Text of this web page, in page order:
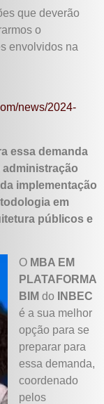
que deverão
o
envolvidos na
news/2024-
essa demanda
implementação
em
públicos e
O MBA EM
PLATAFORMA
BIM do
INBEC
é a sua melhor
opção para se
preparar para
essa demanda,
coordenado
pelos